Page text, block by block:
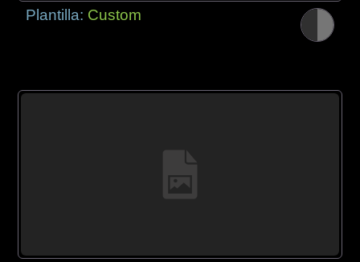
Plantilla: Custom